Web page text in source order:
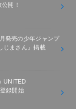
開！
発売の少年ジャンプ
じまさん』掲載
UNITED
録開始